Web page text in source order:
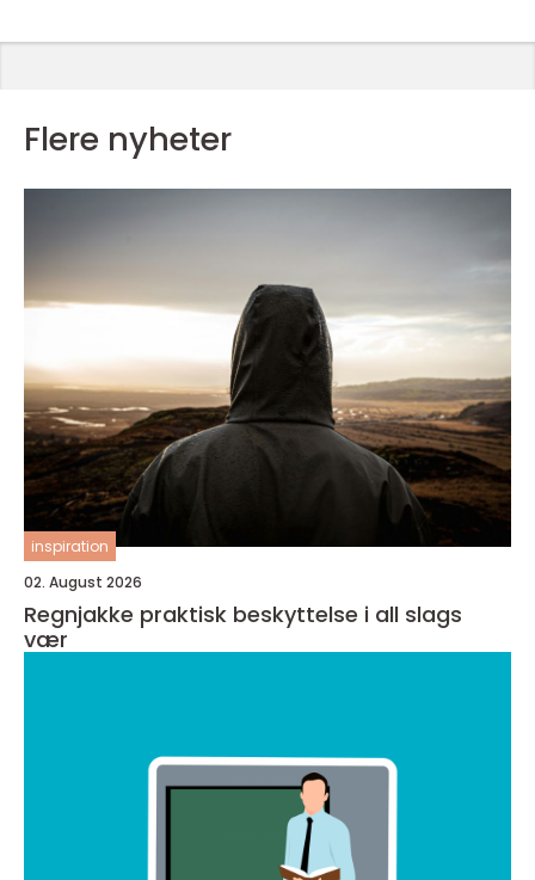
Flere nyheter
inspiration
02. August 2026
Regnjakke praktisk beskyttelse i all slags
vær